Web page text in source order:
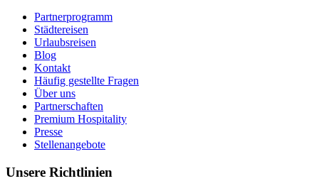
Partnerprogramm
Städtereisen
Urlaubsreisen
Blog
Kontakt
Häufig gestellte Fragen
Über uns
Partnerschaften
Premium Hospitality
Presse
Stellenangebote
Unsere Richtlinien